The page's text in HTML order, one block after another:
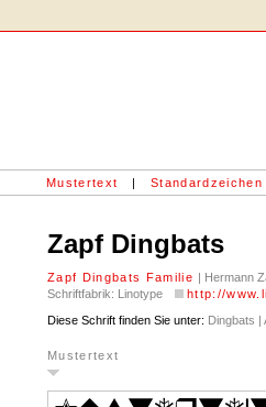
Mustertext | Standardzeichen
Zapf Dingbats
Zapf Dingbats Familie | Hermann
Schriftfabrik: Linotype
http://
Diese Schrift finden Sie unter: Dingbats |
Mustertext